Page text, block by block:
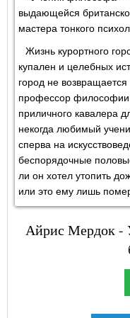
выдающейся
мастера тонкого
Жизнь курортного
купален и целебных
город не
профессор
приличного кавалера
некогда любимый
сперва на
беспорядочные
ли он хотел утопить
или это ему лишь
Айрис Мердок -